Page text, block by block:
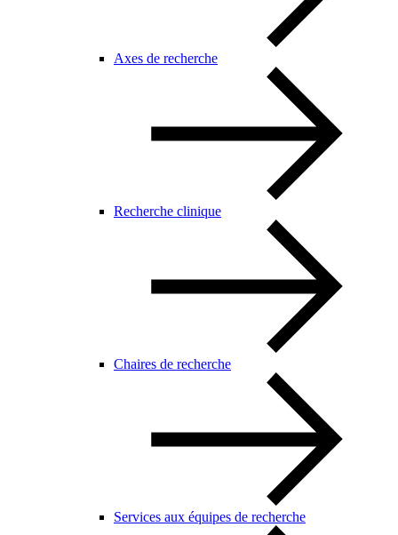
Axes de recherche
Recherche clinique
Chaires de recherche
Services aux équipes de recherche